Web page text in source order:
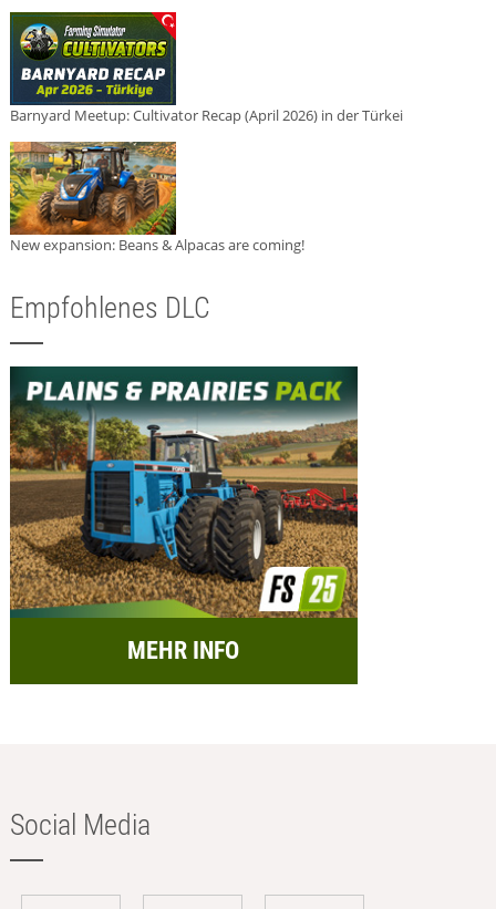
Barnyard Meetup: Cultivator Recap (April 2026) in der Türkei
New expansion: Beans & Alpacas are coming!
Empfohlenes DLC
MEHR INFO
Social Media